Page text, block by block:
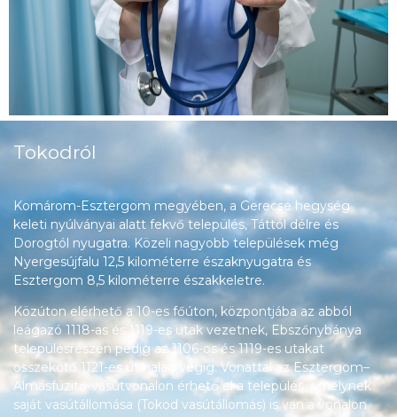
Tokodról
Komárom-Esztergom megyében, a Gerecse hegység
keleti nyúlványai alatt fekvő település, Táttól délre és
Dorogtól nyugatra. Közeli nagyobb települések még
Nyergesújfalu 12,5 kilométerre északnyugatra és
Esztergom 8,5 kilométerre északkeletre.
Közúton elérhető a 10-es főúton, központjába az abból
leágazó 1118-as és 1119-es utak vezetnek, Ebszőnybánya
településrészén pedig az 1106-os és 1119-es utakat
összekötő 1121-es út halad végig. Vonattal az Esztergom–
Almásfüzitő-vasútvonalon érhető el a település, amelynek
saját vasútállomása (Tokod vasútállomás) is van a vonalon.